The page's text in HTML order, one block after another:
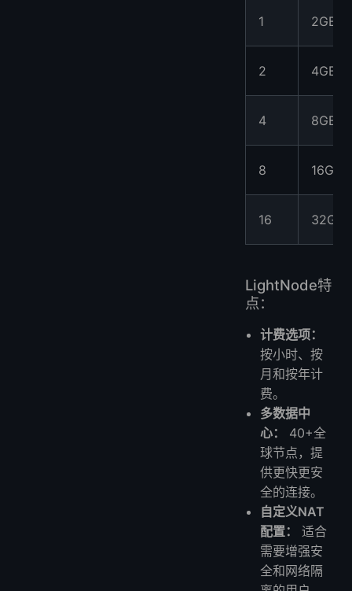
1 2GB
2 4GB
4 8GB
8 16GB
16 32GB
LightNode特
点：
计费选项：
按小时、按
月和按年计
费。
多数据中
心：
40+全
球节点，提
供更快更安
全的连接。
自定义NAT
配置：
适合
需要增强安
全和网络隔